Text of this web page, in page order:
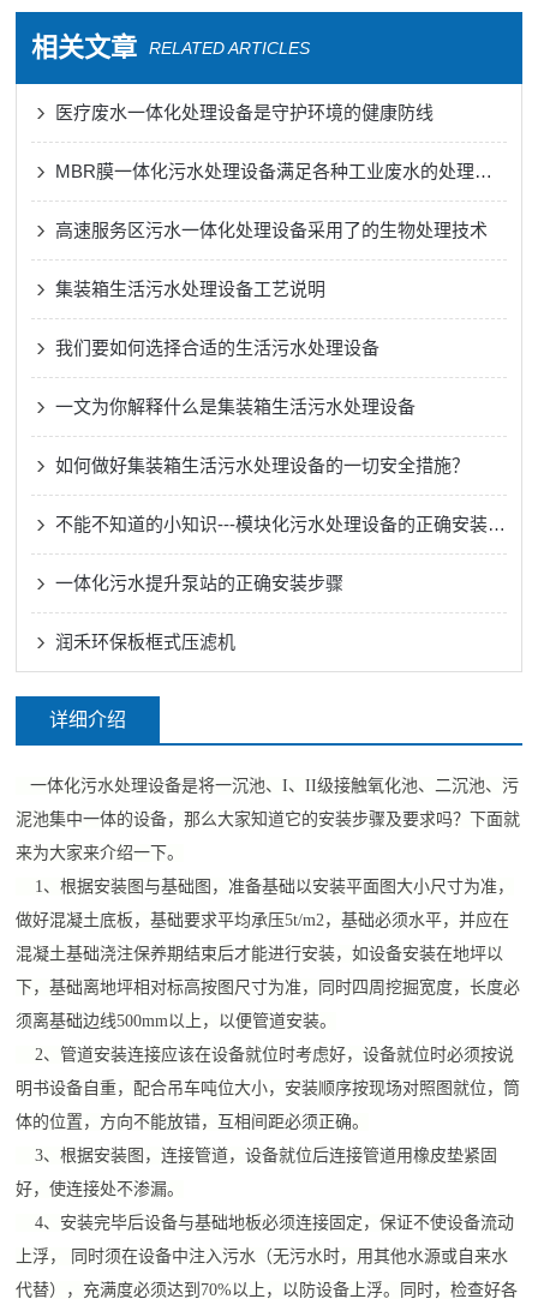
相关文章 RELATED ARTICLES
医疗废水一体化处理设备是守护环境的健康防线
MBR膜一体化污水处理设备满足各种工业废水的处理需求
高速服务区污水一体化处理设备采用了的生物处理技术
集装箱生活污水处理设备工艺说明
我们要如何选择合适的生活污水处理设备
一文为你解释什么是集装箱生活污水处理设备
如何做好集装箱生活污水处理设备的一切安全措施？
不能不知道的小知识---模块化污水处理设备的正确安装方法
一体化污水提升泵站的正确安装步骤
润禾环保板框式压滤机
详细介绍
一体化污水处理设备是将一沉池、I、II级接触氧化池、二沉池、污
泥池集中一体的设备，那么大家知道它的安装步骤及要求吗？下面就
来为大家来介绍一下。
1、根据安装图与基础图，准备基础以安装平面图大小尺寸为准，
做好混凝土底板，基础要求平均承压5t/m2，基础必须水平，并应在
混凝土基础浇注保养期结束后才能进行安装，如设备安装在地坪以
下，基础离地坪相对标高按图尺寸为准，同时四周挖掘宽度，长度必
须离基础边线500mm以上，以便管道安装。
2、管道安装连接应该在设备就位时考虑好，设备就位时必须按说
明书设备自重，配合吊车吨位大小，安装顺序按现场对照图就位，筒
体的位置，方向不能放错，互相间距必须正确。
3、根据安装图，连接管道，设备就位后连接管道用橡皮垫紧固
好，使连接处不渗漏。
4、安装完毕后设备与基础地板必须连接固定，保证不使设备流动
上浮， 同时须在设备中注入污水（无污水时，用其他水源或自来水
代替），充满度必须达到70%以上，以防设备上浮。同时，检查好各